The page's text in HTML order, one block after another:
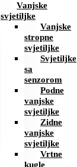
Vanjske
svjetiljke
Vanjske
stropne
svjetiljke
Svjetiljke
sa
senzorom
Podne
vanjske
svjetiljke
Zidne
vanjske
svjetiljke
Vrtne
kugle